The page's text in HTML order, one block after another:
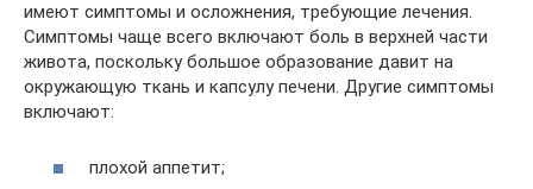
имеют симптомы и осложнения, требующие лечения.
Симптомы чаще всего включают боль в верхней части
живота, поскольку большое образование давит на
окружающую ткань и капсулу печени. Другие симптомы
включают:
плохой аппетит;